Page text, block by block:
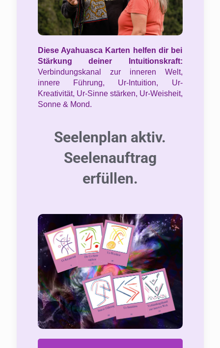
Diese Ayahuasca Karten helfen dir bei
Stärkung deiner Intuitionskraft:
Verbindungskanal zur inneren Welt,
innere Führung, Ur-Intuition, Ur-
Kreativität, Ur-Sinne stärken, Ur-Weisheit,
Sonne & Mond.
Seelenplan aktiv.
Seelenauftrag
erfüllen.